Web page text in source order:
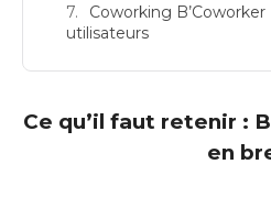
Coworking
utilisateurs
Ce qu’il faut retenir :
en